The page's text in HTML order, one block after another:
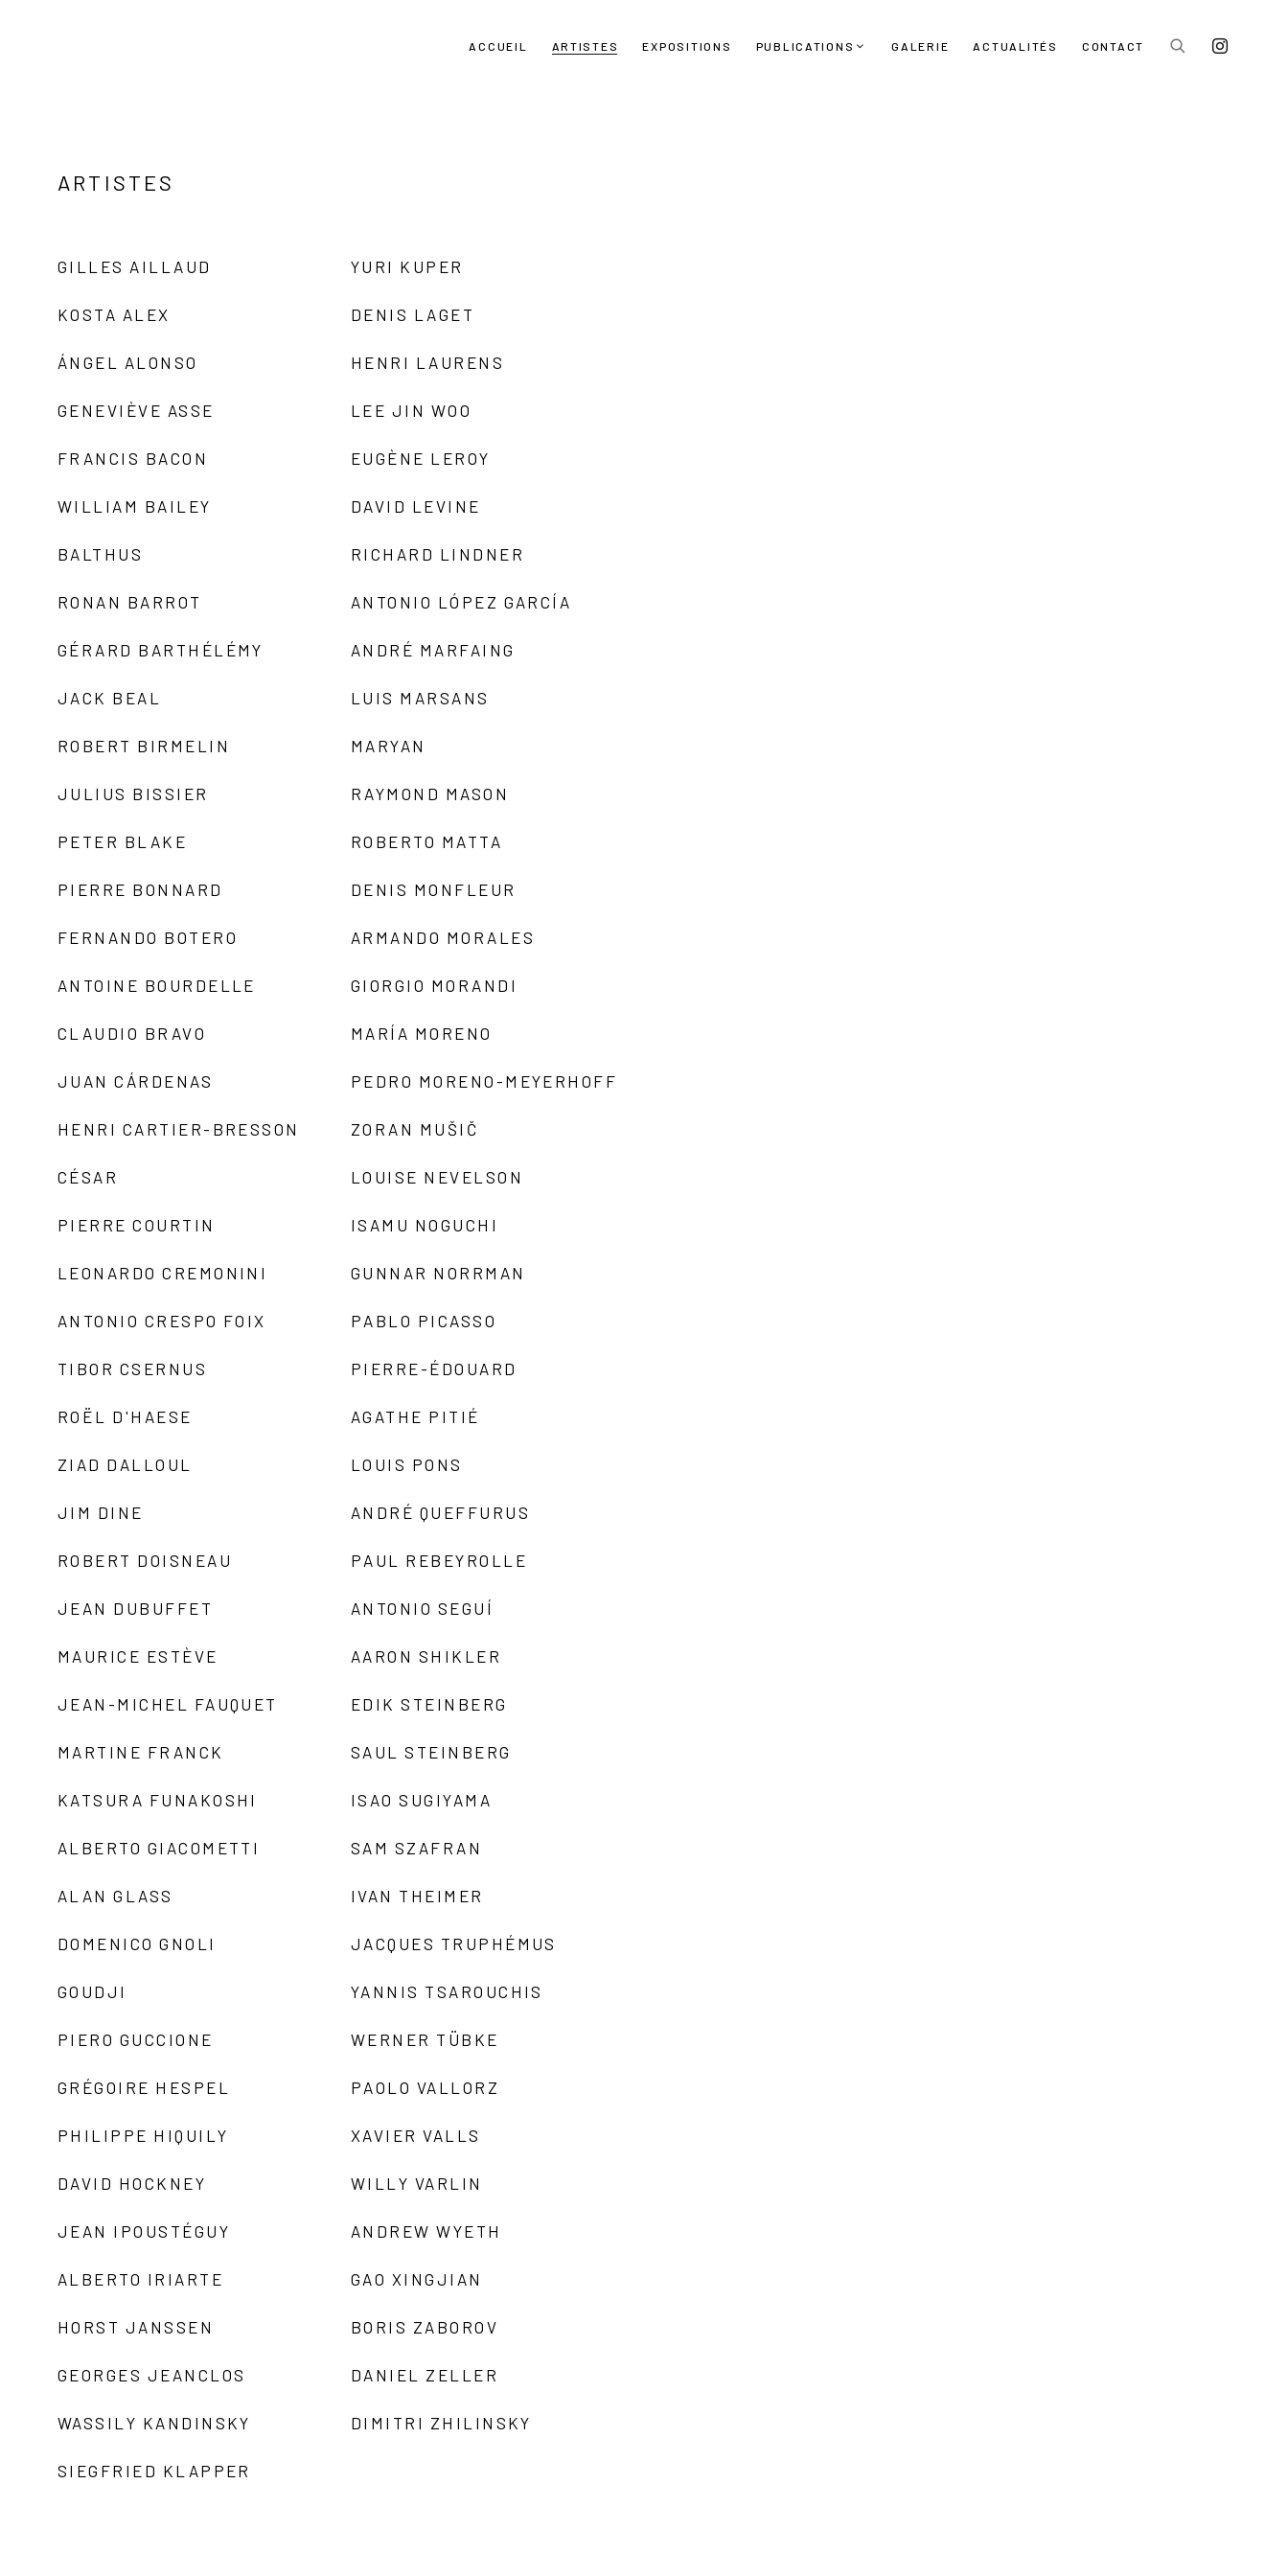
ACCUEIL ARTISTES EXPOSITIONS PUBLICATIONS GALERIE ACTUALITÉS CONTACT
ARTISTES
GILLES AILLAUD
KOSTA ALEX
ÁNGEL ALONSO
GENEVIÈVE ASSE
FRANCIS BACON
WILLIAM BAILEY
BALTHUS
RONAN BARROT
GÉRARD BARTHÉLÉMY
JACK BEAL
ROBERT BIRMELIN
JULIUS BISSIER
PETER BLAKE
PIERRE BONNARD
FERNANDO BOTERO
ANTOINE BOURDELLE
CLAUDIO BRAVO
JUAN CÁRDENAS
HENRI CARTIER-BRESSON
CÉSAR
PIERRE COURTIN
LEONARDO CREMONINI
ANTONIO CRESPO FOIX
TIBOR CSERNUS
ROËL D'HAESE
ZIAD DALLOUL
JIM DINE
ROBERT DOISNEAU
JEAN DUBUFFET
MAURICE ESTÈVE
JEAN-MICHEL FAUQUET
MARTINE FRANCK
KATSURA FUNAKOSHI
ALBERTO GIACOMETTI
ALAN GLASS
DOMENICO GNOLI
GOUDJI
PIERO GUCCIONE
GRÉGOIRE HESPEL
PHILIPPE HIQUILY
DAVID HOCKNEY
JEAN IPOUSTÉGUY
ALBERTO IRIARTE
HORST JANSSEN
GEORGES JEANCLOS
WASSILY KANDINSKY
SIEGFRIED KLAPPER
YURI KUPER
DENIS LAGET
HENRI LAURENS
LEE JIN WOO
EUGÈNE LEROY
DAVID LEVINE
RICHARD LINDNER
ANTONIO LÓPEZ GARCÍA
ANDRÉ MARFAING
LUIS MARSANS
MARYAN
RAYMOND MASON
ROBERTO MATTA
DENIS MONFLEUR
ARMANDO MORALES
GIORGIO MORANDI
MARÍA MORENO
PEDRO MORENO-MEYERHOFF
ZORAN MUŠIČ
LOUISE NEVELSON
ISAMU NOGUCHI
GUNNAR NORRMAN
PABLO PICASSO
PIERRE-ÉDOUARD
AGATHE PITIÉ
LOUIS PONS
ANDRÉ QUEFFURUS
PAUL REBEYROLLE
ANTONIO SEGUÍ
AARON SHIKLER
EDIK STEINBERG
SAUL STEINBERG
ISAO SUGIYAMA
SAM SZAFRAN
IVAN THEIMER
JACQUES TRUPHÉMUS
YANNIS TSAROUCHIS
WERNER TÜBKE
PAOLO VALLORZ
XAVIER VALLS
WILLY VARLIN
ANDREW WYETH
GAO XINGJIAN
BORIS ZABOROV
DANIEL ZELLER
DIMITRI ZHILINSKY